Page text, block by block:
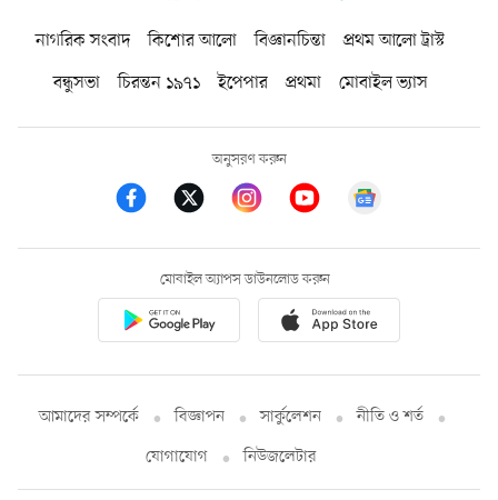
নাগরিক সংবাদ কিশোর আলো বিজ্ঞানচিন্তা
প্রথম আলো ট্রাস্ট
বন্ধুসভা
চিরন্তন ১৯৭১ ইপেপার প্রথমা মোবাইল ভ্যাস
অনুসরণ করুন
মোবাইল অ্যাপস ডাউনলোড করুন
আমাদের সম্পর্কে বিজ্ঞাপন সার্কুলেশন
নীতি ও শর্ত
যোগাযোগ
নিউজলেটার